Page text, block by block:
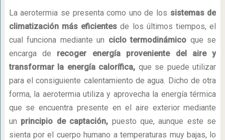
La aerotermia se presenta como uno de los sistemas de
climatización más eficientes de los últimos tiempos, el
cual funciona mediante un ciclo termodinámico que se
encarga de recoger energía proveniente del aire y
transformar la energía calorífica, que se puede utilizar
para el consiguiente calentamiento de agua. Dicho de otra
forma, la aerotermia utiliza y aprovecha la energía térmica
que se encuentra presente en el aire exterior mediante
un principio de captación, puesto que, aunque este se
sienta por el cuerpo humano a temperaturas muy bajas, lo